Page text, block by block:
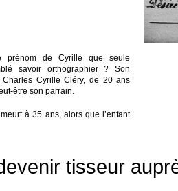
prénom de Cyrille que seule
savoir orthographier ? Son
Charles Cyrille Cléry, de 20 ans
être son parrain.
à 35 ans, alors que l’enfant
tisseur